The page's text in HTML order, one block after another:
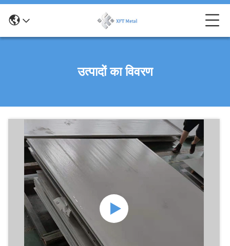
उत्पादों का विवरण